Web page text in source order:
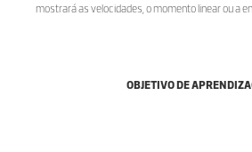
mostrará as velocidades, o momento linear ou a
OBJETIVO DE